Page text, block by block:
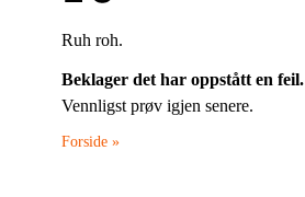
Ruh roh.
Beklager det har oppstått en feil.
Vennligst prøv igjen senere.
Forside »